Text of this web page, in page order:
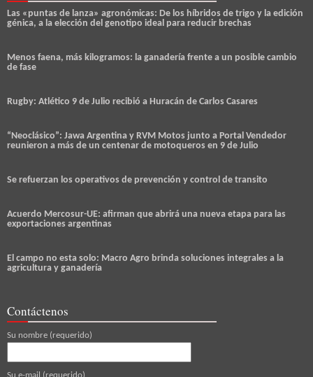
Las «puntas de lanza» agronómicas: De los híbridos de trigo y la edición
génica, a la elección del genotipo ideal para reducir brechas
Menos faena, más kilogramos: la ganadería frente a un posible cambio
de fase
Rugby: Atlético 9 de Julio recibió a Huracán de Carlos Casares
“Neoclásico”: Jawa Argentina y RVM Motos junto a Portal Vendedor
reunieron a más de un centenar de motoqueros en 9 de Julio
Se refuerzan los operativos de prevención y control de transito
Acuerdo Mercosur-UE: afirman que abrirá una nueva etapa para las
exportaciones argentinas
El campo no esta solo: Macro Agro brinda soluciones integrales a la
agricultura y ganadería
Contáctenos
Su nombre (requerido)